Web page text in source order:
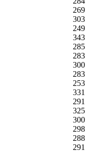
269
303
249
343
285
283
300
283
253
331
291
325
300
298
288
291